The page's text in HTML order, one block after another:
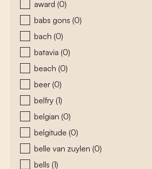
award (0)
babs gons (0)
bach (0)
batavia (0)
beach (0)
beer (0)
belfry (1)
belgian (0)
belgitude (0)
belle van zuylen (0)
bells (1)